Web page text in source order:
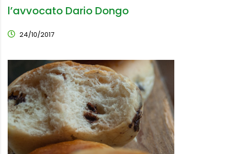
l’avvocato Dario Dongo
24/10/2017